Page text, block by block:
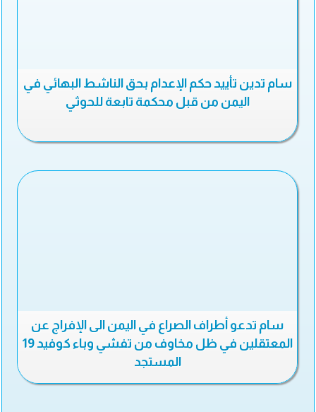
سام تدين تأييد حكم الإعدام بحق الناشط البهائي في
اليمن من قبل محكمة تابعة للحوثي
سام تدعو أطراف الصراع في اليمن الى الإفراج عن
المعتقلين في ظل مخاوف من تفشي وباء كوفيد 19
المستجد